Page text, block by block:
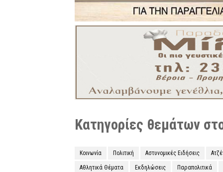
Κατηγορίες θεμάτων
Κοινωνία Πολιτική Αστυνομικές Ειδήσεις
Αθλητικά Θέματα Εκδηλώσεις Παραπολιτικά